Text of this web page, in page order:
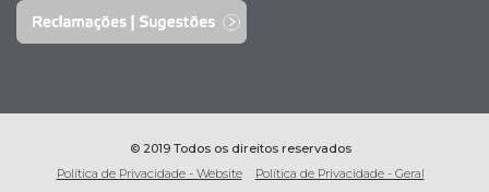
© 2019 Todos os direitos reservados
Política de Privacidade - Website
Política de Privacidade - Geral